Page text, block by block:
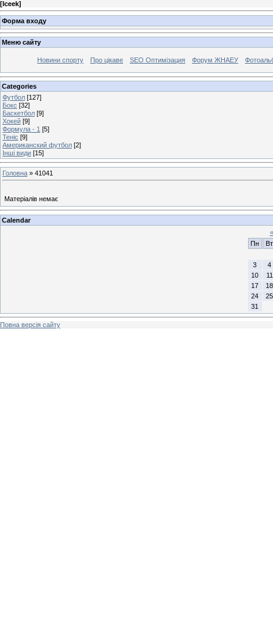
[Iceek]
Форма входу
Меню сайту
Новини спорту Про цікаве SEO Оптимізация Форум ЖНАЕУ
Categories
Футбол [127]
Бокс [32]
Баскетбол [9]
Хокей [9]
Формула - 1 [5]
Теніс [9]
Американский футбол [2]
Інші види [15]
Головна » 41041
Матеріалів немає
Calendar
«
Пн
Вт
3
4
10
11
17
18
24
25
31
Повна версія сайту